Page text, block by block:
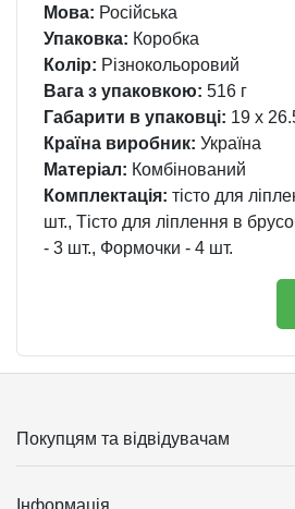
Мова: Російська
Упаковка: Коробка
Колір: Різнокольоровий
Вага з упаковкою: 516 г
Габарити в упаковці: 19 x
Країна виробник: Україна
Матеріал: Комбінований
Комплектація: тісто для
шт., Тісто для ліплення в
- 3 шт., Формочки - 4 шт.
Покупцям та відвідувачам